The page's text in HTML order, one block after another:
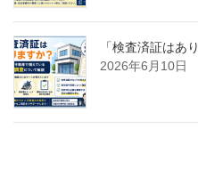
「検査済証はあ
2026年6月10日